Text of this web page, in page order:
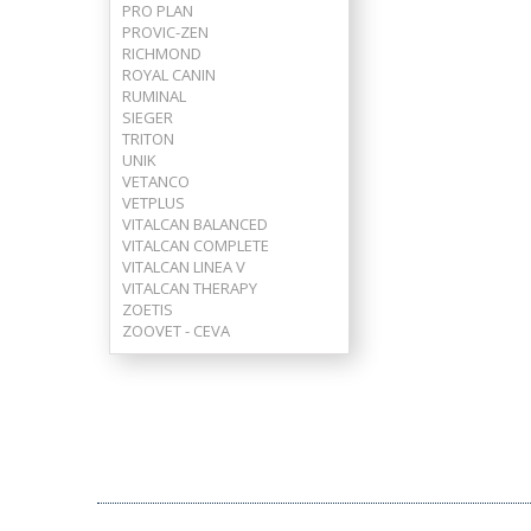
PRO PLAN
PROVIC-ZEN
RICHMOND
ROYAL CANIN
RUMINAL
SIEGER
TRITON
UNIK
VETANCO
VETPLUS
VITALCAN BALANCED
VITALCAN COMPLETE
VITALCAN LINEA V
VITALCAN THERAPY
ZOETIS
ZOOVET - CEVA